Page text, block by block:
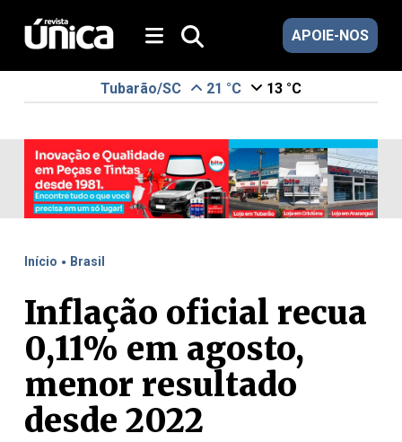
APOIE-NOS
Tubarão/SC 21 °C 13 °C
Início . Brasil
Inflação oficial recua
0,11% em agosto,
menor resultado
desde 2022